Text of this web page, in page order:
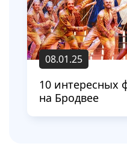
08.01.25
10 интересных
на Бродвее